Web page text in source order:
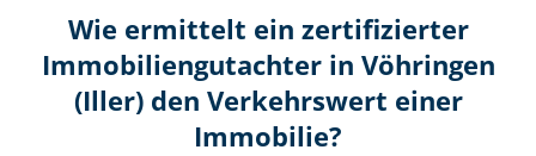
Wie ermittelt ein zertifizierter
Immobilien­gutachter in Vöhringen
(Iller) den Verkehrswert einer
Immobilie?